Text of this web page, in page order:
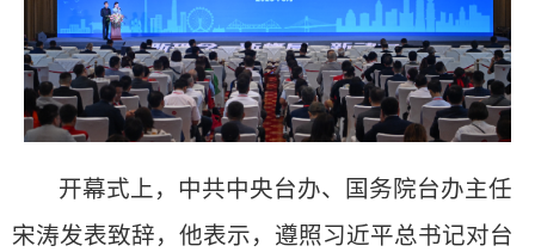
开幕式上，中共中央台办、国务院台办主任
宋涛发表致辞，他表示，遵照习近平总书记对台